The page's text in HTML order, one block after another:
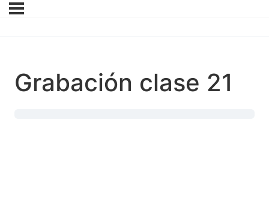
Grabación clase 21